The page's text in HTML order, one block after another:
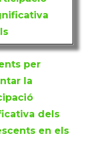
per
la
dels
en els